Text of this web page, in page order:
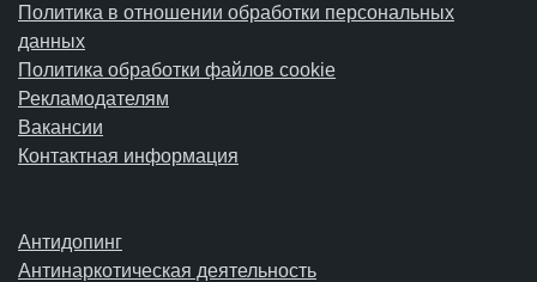
Политика в отношении обработки персональных
данных
Политика обработки файлов cookie
Рекламодателям
Вакансии
Контактная информация
Антидопинг
Антинаркотическая деятельность